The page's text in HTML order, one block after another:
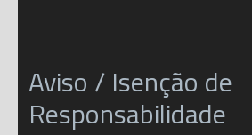
Aviso / Isenção de
Responsabilidade